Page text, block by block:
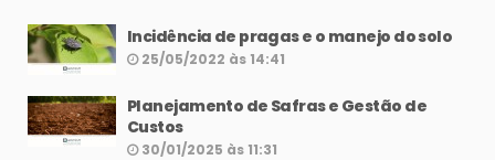
Incidência de pragas e o manejo do solo
25/05/2022 às 14:41
Planejamento de Safras e Gestão de
Custos
30/01/2025 às 11:31